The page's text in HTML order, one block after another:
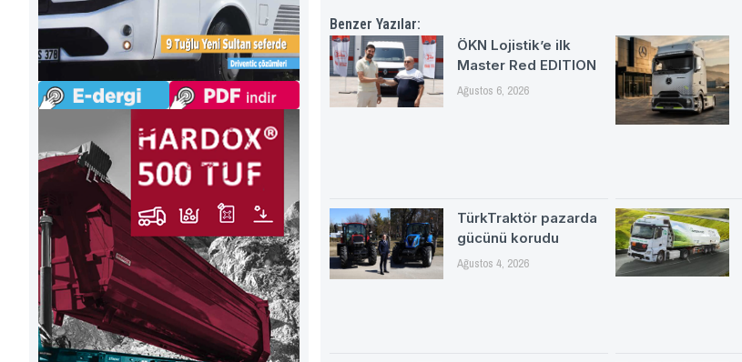
Benzer Yazılar:
ÖKN Lojistik’e ilk
Master Red EDITION
Ağustos 6, 2026
TürkTraktör pazarda
gücünü korudu
Ağustos 4, 2026